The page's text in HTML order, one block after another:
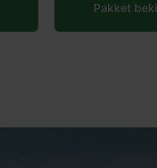
Pakket